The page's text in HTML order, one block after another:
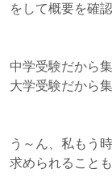
をして概要を確
中学受験だから
大学受験だから
う～ん、私もう
求められること